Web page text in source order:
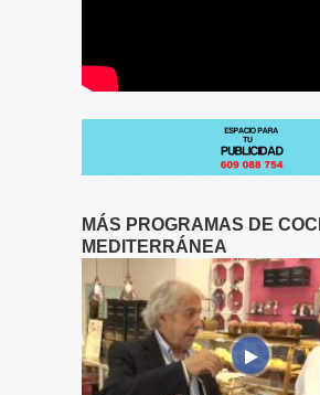
MÁS PROGRAMAS DE
MEDITERRÁNEA